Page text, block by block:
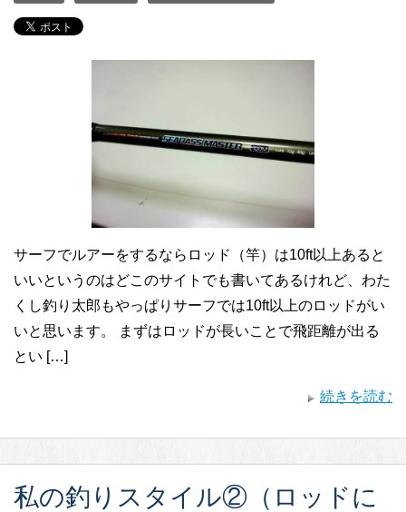
サーフでルアーをするならロッド（竿）は10ft以上あると
いいというのはどこのサイトでも書いてあるけれど、わた
くし釣り太郎もやっぱりサーフでは10ft以上のロッドがい
いと思います。 まずはロッドが長いことで飛距離が出る
とい […]
続きを読む
私の釣りスタイル②（ロッドに